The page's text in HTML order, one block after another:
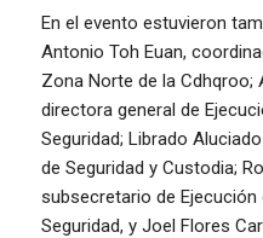
En el evento estuvieron
Antonio Toh Euan,
Zona Norte de la Cdhqroo;
directora general de
Seguridad; Librado
de Seguridad y Custodia;
subsecretario de Ejecución
Seguridad, y Joel Flores